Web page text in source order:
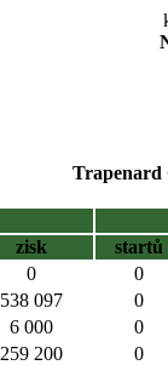
Trapenard
zisk
startů
0
0
538 097
0
6 000
0
259 200
0